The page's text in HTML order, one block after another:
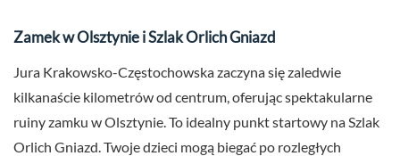
Zamek w Olsztynie i Szlak Orlich Gniazd
Jura Krakowsko-Częstochowska zaczyna się zaledwie
kilkanaście kilometrów od centrum, oferując spektakularne
ruiny zamku w Olsztynie. To idealny punkt startowy na Szlak
Orlich Gniazd. Twoje dzieci mogą biegać po rozległych